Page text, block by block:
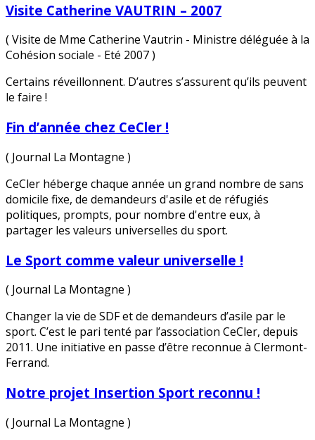
Visite Catherine VAUTRIN – 2007
( Visite de Mme Catherine Vautrin - Ministre déléguée à la
Cohésion sociale - Eté 2007 )
Certains réveillonnent. D’autres s’assurent qu’ils peuvent
le faire !
Fin d’année chez CeCler !
( Journal La Montagne )
CeCler héberge chaque année un grand nombre de sans
domicile fixe, de demandeurs d'asile et de réfugiés
politiques, prompts, pour nombre d'entre eux, à
partager les valeurs universelles du sport.
Le Sport comme valeur universelle !
( Journal La Montagne )
Changer la vie de SDF et de demandeurs d’asile par le
sport. C’est le pari tenté par l’association CeCler, depuis
2011. Une initiative en passe d’être reconnue à Clermont-
Ferrand.
Notre projet Insertion Sport reconnu !
( Journal La Montagne )